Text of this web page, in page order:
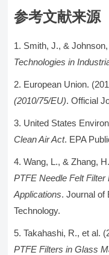
参考文献来源
Smith, J., &
Technologies in
European Union.
(2010/75/EU). Official
United States
Clean Air Act. EPA
Wang, L., & Zhang,
PTFE Needle Felt
Applications. Journal of
Technology.
Takahashi, R., et al.
PTFE Filters in Glass